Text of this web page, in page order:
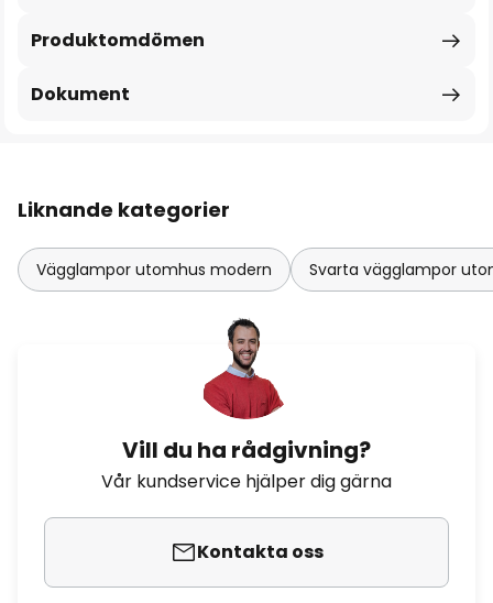
Produktomdömen
Dokument
Liknande kategorier
Vägglampor utomhus modern Svarta vägglampor
Vill du ha rådgivning?
Vår kundservice hjälper dig gärna
Kontakta oss